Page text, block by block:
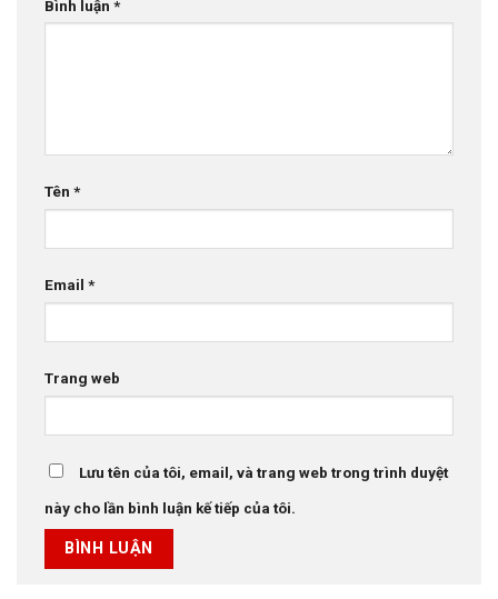
Bình luận *
Tên *
Email *
Trang web
Lưu tên của tôi, email, và trang web trong trình duyệt
này cho lần bình luận kế tiếp của tôi.